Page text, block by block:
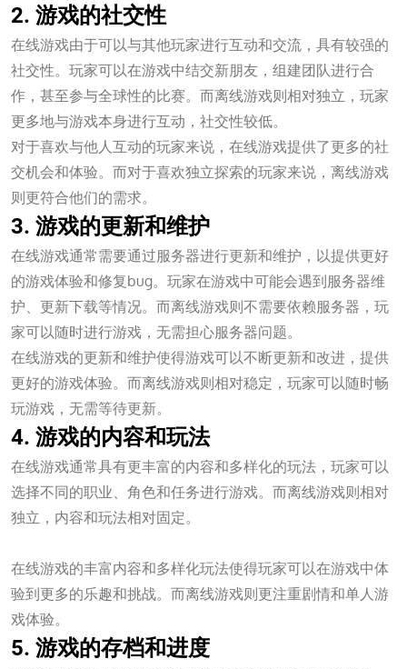
2. 游戏的社交性
在线游戏由于可以与其他玩家进行互动和交流，具有较强的
社交性。玩家可以在游戏中结交新朋友，组建团队进行合
作，甚至参与全球性的比赛。而离线游戏则相对独立，玩家
更多地与游戏本身进行互动，社交性较低。
对于喜欢与他人互动的玩家来说，在线游戏提供了更多的社
交机会和体验。而对于喜欢独立探索的玩家来说，离线游戏
则更符合他们的需求。
3. 游戏的更新和维护
在线游戏通常需要通过服务器进行更新和维护，以提供更好
的游戏体验和修复bug。玩家在游戏中可能会遇到服务器维
护、更新下载等情况。而离线游戏则不需要依赖服务器，玩
家可以随时进行游戏，无需担心服务器问题。
在线游戏的更新和维护使得游戏可以不断更新和改进，提供
更好的游戏体验。而离线游戏则相对稳定，玩家可以随时畅
玩游戏，无需等待更新。
4. 游戏的内容和玩法
在线游戏通常具有更丰富的内容和多样化的玩法，玩家可以
选择不同的职业、角色和任务进行游戏。而离线游戏则相对
独立，内容和玩法相对固定。
在线游戏的丰富内容和多样化玩法使得玩家可以在游戏中体
验到更多的乐趣和挑战。而离线游戏则更注重剧情和单人游
戏体验。
5. 游戏的存档和进度